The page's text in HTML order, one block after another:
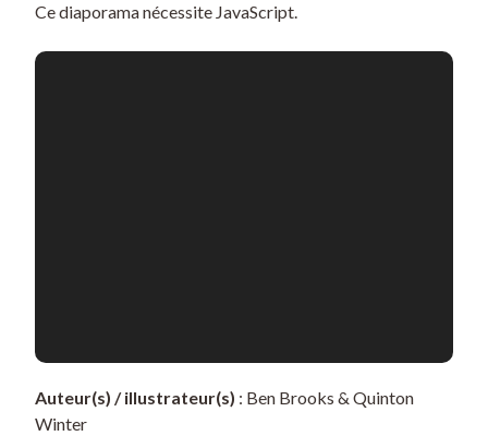
Ce diaporama nécessite JavaScript.
Auteur(s) / illustrateur(s) : Ben Brooks & Quinton
Winter